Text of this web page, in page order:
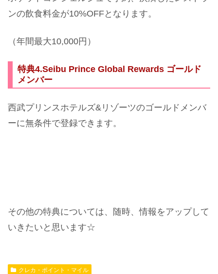
ンの飲食料金が10%OFFとなります。
（年間最大10,000円）
特典4.Seibu Prince Global Rewards ゴールド
メンバー
西武プリンスホテルズ&リゾーツのゴールドメンバ
ーに無条件で登録できます。
その他の特典については、随時、情報をアップして
いきたいと思います☆
クレカ・ポイント・マイル